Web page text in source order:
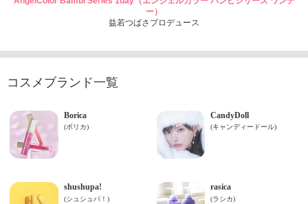
ー）
益若つばさプロデュース
コスメブランド一覧